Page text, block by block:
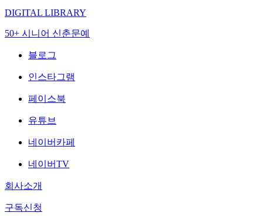
DIGITAL LIBRARY
50+ 시니어 신춘문예
블로그
인스타그램
페이스북
유튜브
네이버카페
네이버TV
회사소개
구독신청